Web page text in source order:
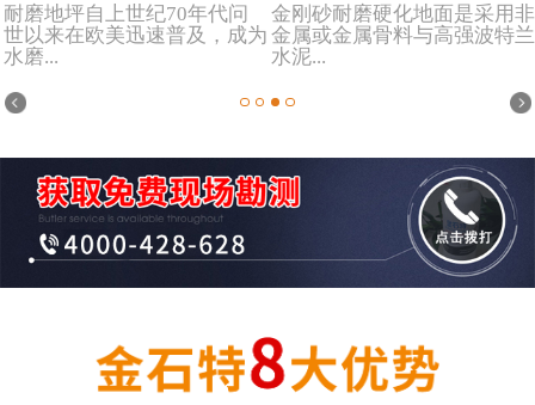
耐磨地坪自上世纪70年代问
世以来在欧美迅速普及，成为
水磨...
金刚砂耐磨硬化地面是采用非
金属或金属骨料与高强波特兰
水泥...